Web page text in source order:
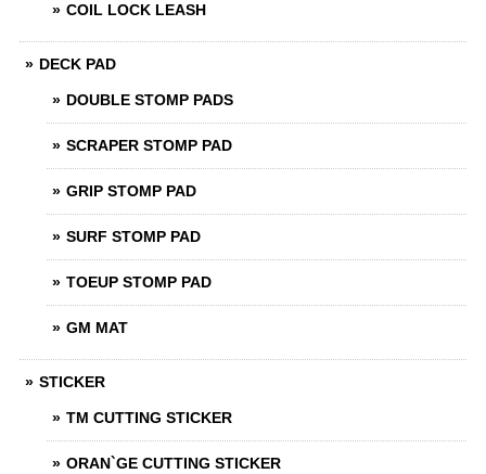
COIL LOCK LEASH
DECK PAD
DOUBLE STOMP PADS
SCRAPER STOMP PAD
GRIP STOMP PAD
SURF STOMP PAD
TOEUP STOMP PAD
GM MAT
STICKER
TM CUTTING STICKER
ORAN`GE CUTTING STICKER